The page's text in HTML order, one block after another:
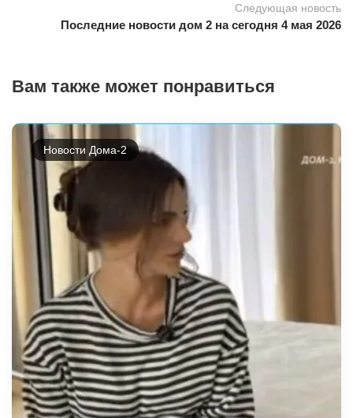
Следующая новость
Последние новости дом 2 на сегодня 4 мая 2026
Вам также может понравиться
Новости Дома-2